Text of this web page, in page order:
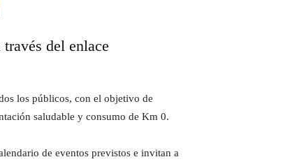
del enlace
los públicos, con el objetivo de
saludable y consumo de Km 0.
de eventos previstos e invitan a